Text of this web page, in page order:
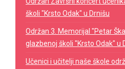
školi "Krsto Odak" u Drnišu
Održan 3. Memorijal "Petar
glazbenoj školi "Krsto Odak" u
Učenici i učitelji naše škole